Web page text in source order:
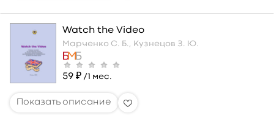
Watch the Video
Марченко С. Б., Кузнецов З. Ю.
59 ₽ /1 мес.